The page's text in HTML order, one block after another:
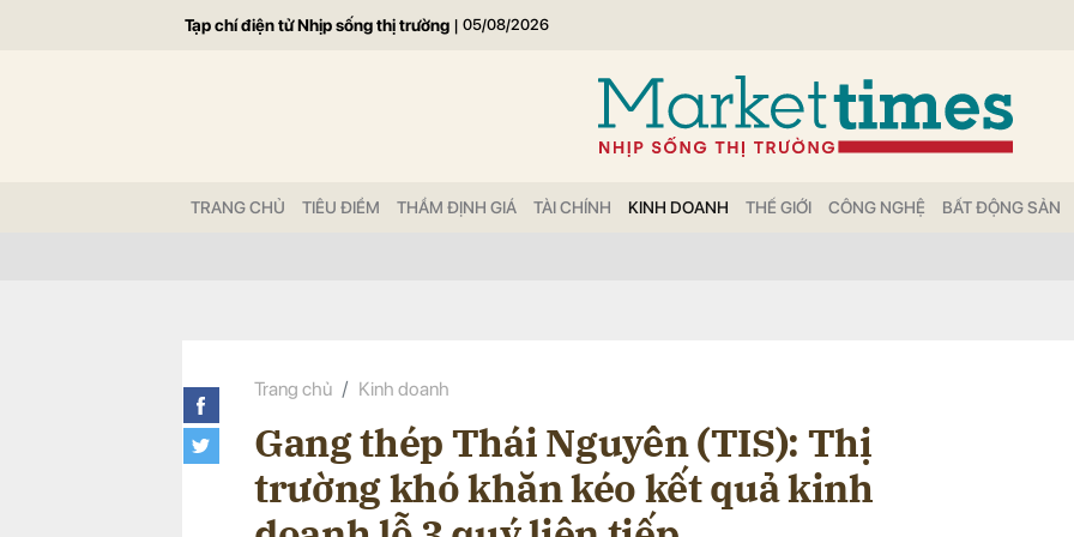
Tạp chí điện tử Nhịp sống thị trường | 05/08/2026
TRANG CHỦ TIÊU ĐIỂM THẨM ĐỊNH GIÁ TÀI CHÍNH KINH DOANH THẾ GIỚI CÔNG NGHỆ BẤT ĐỘNG SẢN
Trang chủ Kinh doanh
Gang thép Thái Nguyên (TIS): Thị
trường khó khăn kéo kết quả kinh
Gửi bình luận